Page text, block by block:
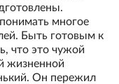
многое
Быть готовым к
что это чужой
жизненной
Он пережил